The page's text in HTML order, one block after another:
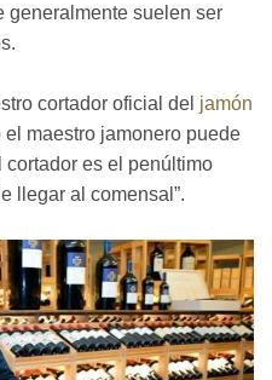
generalmente suelen ser
cortador oficial del jamón
el maestro jamonero puede
cortador es el penúltimo
llegar al comensal”.